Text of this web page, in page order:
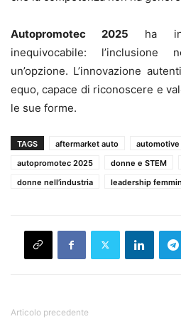
Autopromotec 2025 ha
inequivocabile:
un’opzione. L’innovazione
equo, capace di riconoscere e
le sue forme.
TAGS aftermarket auto
autopromotec 2025
donne e STEM
donne nell’industria
leadership
Articolo precedente